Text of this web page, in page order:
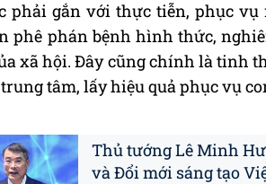
phải gắn với thực tiễn, phục
phê phán bệnh hình thức,
xã hội. Đây cũng chính là tinh
tâm, lấy hiệu quả phục vụ
Thủ tướng Lê Minh
và Đổi mới sáng tạo